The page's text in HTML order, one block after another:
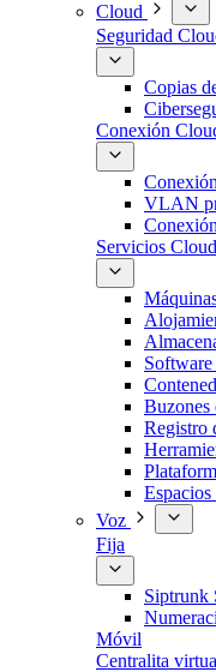
Cloud
Seguridad
Copias
Conexión
VLAN
Servicios Cloud
Buzones
Registro
Espacios
Voz
Fija
Siptrunk
Móvil
Centralita